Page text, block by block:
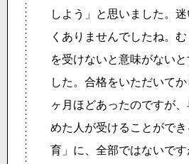
しよう」と思いました。
くありませんでしたね。
を受けないと意味がない
した。合格をいただいて
ヶ月ほどあったのですが
めた人が受けることがで
育」に、全部ではないで